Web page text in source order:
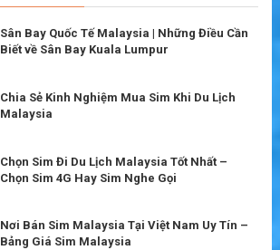
Sân Bay Quốc Tế Malaysia | Những Điều Cần
Biết về Sân Bay Kuala Lumpur
Chia Sẻ Kinh Nghiệm Mua Sim Khi Du Lịch
Malaysia
Chọn Sim Đi Du Lịch Malaysia Tốt Nhất –
Chọn Sim 4G Hay Sim Nghe Gọi
Nơi Bán Sim Malaysia Tại Việt Nam Uy Tín –
Bảng Giá Sim Malaysia